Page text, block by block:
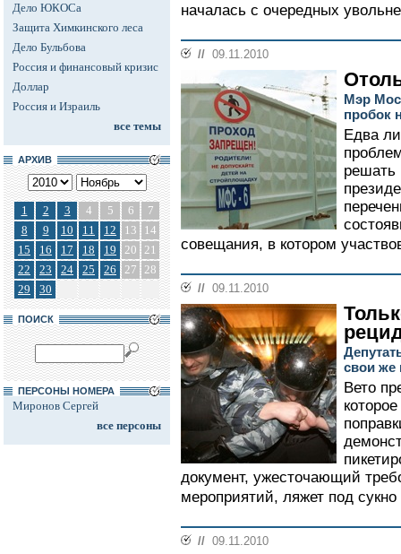
Дело ЮКОСа
Защита Химкинского леса
Дело Бульбова
Россия и финансовый кризис
Доллар
Россия и Израиль
все темы
АРХИВ
1 2 3 4 5 6
7
8
9 10 11 12 13
14
15
16 17 18 19 20 21
22
23 24 25 26 27 28
29
30
ПОИСК
ПЕРСОНЫ НОМЕРА
Миронов Сергей
все персоны
началась с очередных
// 09.11.2010
Мэр
пробок
Едва
решать
совещания, в котором
// 09.11.2010
свои же
Вето
документ, ужесточающий
мероприятий, ляжет под
// 09.11.2010